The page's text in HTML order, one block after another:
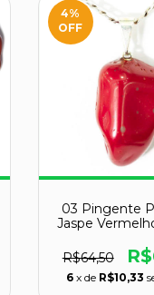
4%
OFF
03 Pingente
Jaspe
Prata 950
R$64,50
6 x de R$10,33